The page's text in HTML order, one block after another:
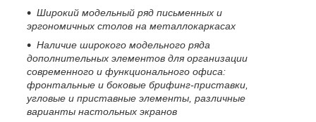
Широкий модельный ряд письменных и
эргономичных столов на металлокаркасах
Наличие широкого модельного ряда
дополнительных элементов для организации
современного и функционального офиса:
фронтальные и боковые брифинг-приставки,
угловые и приставные элементы, различные
варианты настольных экранов